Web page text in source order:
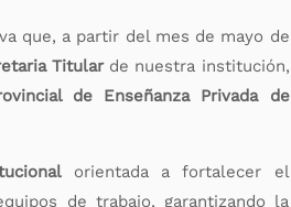
que, a partir del mes de mayo de
Titularde nuestra institución,
de Enseñanza Privada de
orientada a fortalecer el
de trabajo, garantizando la